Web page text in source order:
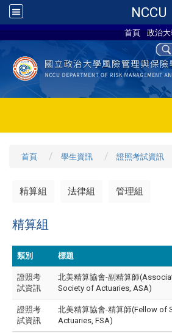
NCCU
首頁 政治
首頁 學生資訊 證照考試資訊
精算組 法律組 管理組
精算組
類別 標題
證照考
試資訊
北美精算協會-副精算師
Society of Actuaries, ASA)
證照考
試資訊
北美精算協會-精算師(Fellow of
Actuaries, FSA)